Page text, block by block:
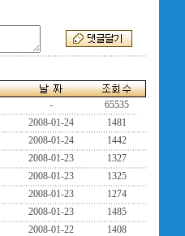
-
65535
2008-01-24
1481
2008-01-24
1442
2008-01-23
1327
2008-01-23
1325
2008-01-23
1274
2008-01-23
1485
2008-01-22
1408